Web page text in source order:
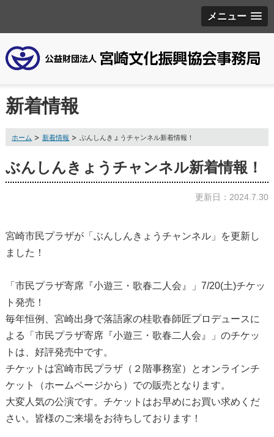
メニュー
新着情報
ホーム 新着情報 ぶんしんきょうチャンネル新着情報！
ぶんしんきょうチャンネル新着情報！
更新日：2024.7.30
宮崎市民プラザが「ぶんしんきょうチャンネル」を更新し
ました！
「市民プラザ寄席『小遊三・歌春二人会』」7/20(土)チケッ
ト発売！
毎年恒例、宮崎出身で落語家の桂歌春師匠プロデュースに
よる「市民プラザ寄席『小遊三・歌春二人会』」のチケッ
トは、好評発売中です。
チケットは宮崎市民プラザ（２階事務室）とオンラインチ
ケット（ホームページから）での販売となります。
大変人気の公演です。チケットはお早めにお買い求めくだ
さい。皆様のご来場をお待ちしております！